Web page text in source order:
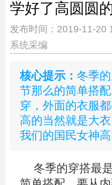
学好了高圆圆
发布时间：2019-11-
系统采编
核心提示： 冬季
节那么的简单搭
穿，外面的衣服
高的当然就是大
我们的国民女神
冬季的穿搭最